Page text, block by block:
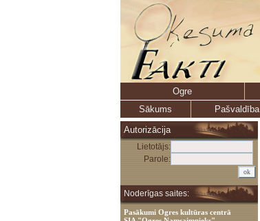
Ogre
Sākums
Pašvaldība
Autorizācija
Lietotājs:
Parole:
Noderīgas saites:
Pasākumi Ogres kultūras centrā